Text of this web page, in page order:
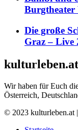
Burgtheater
Die große
Graz – Live
kulturleben.at
Wir haben für Euch
Österreich,
© 2023 kulturleben.at